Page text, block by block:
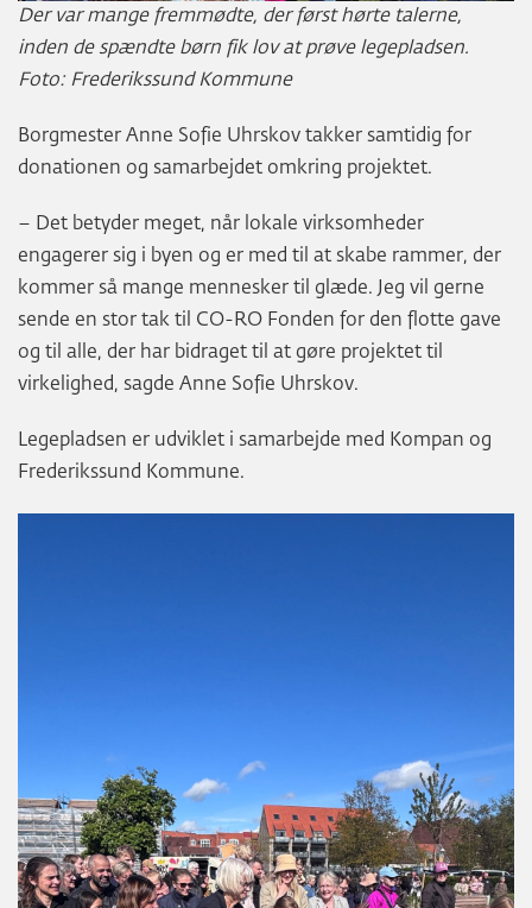
Der var mange fremmødte, der først hørte talerne,
inden de spændte børn fik lov at prøve legepladsen.
Foto: Frederikssund Kommune
Borgmester Anne Sofie Uhrskov takker samtidig for
donationen og samarbejdet omkring projektet.
– Det betyder meget, når lokale virksomheder
engagerer sig i byen og er med til at skabe rammer, der
kommer så mange mennesker til glæde. Jeg vil gerne
sende en stor tak til CO-RO Fonden for den flotte gave
og til alle, der har bidraget til at gøre projektet til
virkelighed, sagde Anne Sofie Uhrskov.
Legepladsen er udviklet i samarbejde med Kompan og
Frederikssund Kommune.